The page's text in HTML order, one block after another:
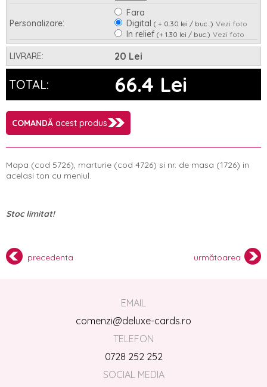
Personalizare:
Fara
Digital( + 0.30 lei / buc. ) Vezi foto
In relief(+ 1.30 lei / buc.) Vezi foto
Asamblare: Nu Da(+ 0.35 lei / buc.)
LIVRARE: 20 Lei
TOTAL: 66.4 Lei
COMANDĂ acest produs
Mapa (cod 5726), marturie (cod 4726) si nr. de masa (1726) in
acelasi ton cu meniul.
Stoc limitat!
precedenta următoarea
EMAIL
comenzi@deluxe-cards.ro
TELEFON
0728 252 252
SOCIAL MEDIA